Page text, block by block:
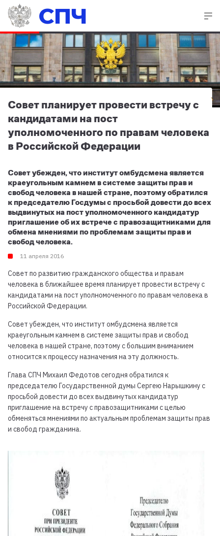
СПЧ
Совет планирует провести встречу с
кандидатами на пост
уполномоченного по правам человека
в Российской Федерации
Совет убежден, что институт омбудсмена является
краеугольным камнем в системе защиты прав и
свобод человека в нашей стране, поэтому обратился
к председателю Госдумы с просьбой довести до всех
выдвинутых на пост уполномоченного кандидатур
приглашение об их встрече с правозащитниками для
обмена мнениями по проблемам защиты прав и
свобод человека.
11 апреля 2016
Совет по развитию гражданского общества и правам
человека в ближайшее время планирует провести встречу с
кандидатами на пост уполномоченного по правам человека в
Российской Федерации.
Совет убежден, что институт омбудсмена является
краеугольным камнем в системе защиты прав и свобод
человека в нашей стране, поэтому с большим вниманием
относится к процессу назначения на эту должность.
Глава СПЧ Михаил Федотов сегодня обратился к
председателю Государственной думы Сергею Нарышкину с
просьбой довести до всех выдвинутых кандидатур
приглашение на встречу с правозащитниками с целью
обменяться мнениями по актуальным проблемам защиты прав
и свобод гражданина.